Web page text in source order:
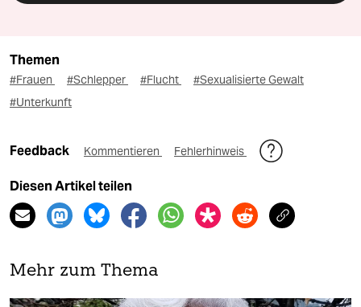
Themen
#Frauen #Schlepper #Flucht
#Sexualisierte Gewalt
#Unterkunft
Feedback Kommentieren Fehlerhinweis
Diesen Artikel teilen
Mehr zum Thema